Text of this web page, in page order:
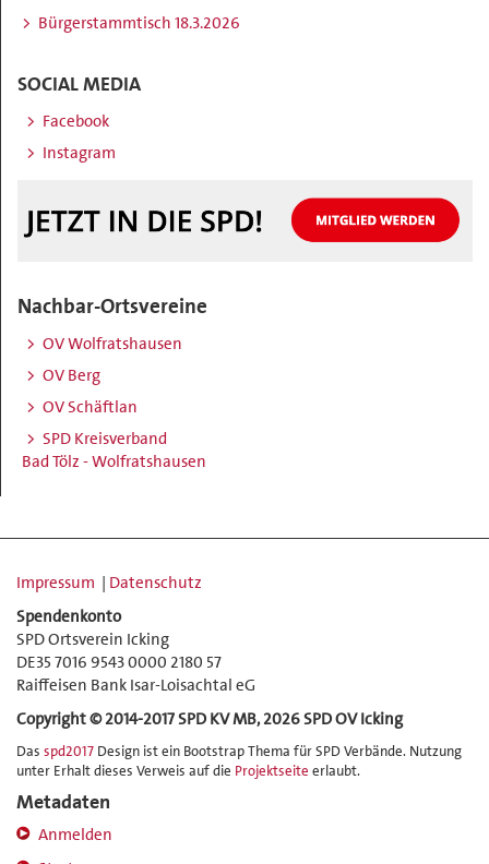
Bürgerstammtisch 18.3.2026
SOCIAL MEDIA
Facebook
Instagram
Nachbar-Ortsvereine
OV Wolfratshausen
OV Berg
OV Schäftlan
SPD Kreisverband
Bad Tölz - Wolfratshausen
Impressum | Datenschutz
Spendenkonto
SPD Ortsverein Icking
DE35 7016 9543 0000 2180 57
Raiffeisen Bank Isar-Loisachtal eG
Copyright © 2014-2017 SPD KV MB, 2026 SPD OV Icking
Das spd2017 Design ist ein Bootstrap Thema für SPD Verbände. Nutzung
unter Erhalt dieses Verweis auf die Projektseite erlaubt.
Metadaten
Anmelden